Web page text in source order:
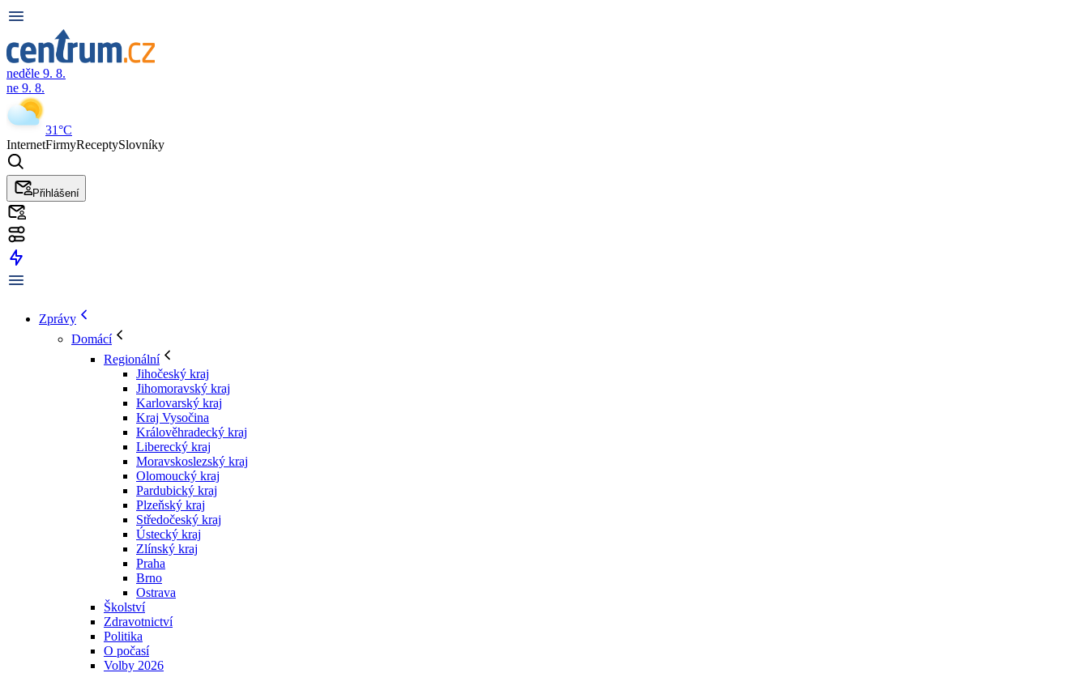
neděle 9. 8.
ne 9. 8.
31°C
InternetFirmyReceptySlovníky
Přihlášení
Zprávy
Domácí
Regionální
Jihočeský kraj
Jihomoravský kraj
Karlovarský kraj
Kraj Vysočina
Králověhradecký kraj
Liberecký kraj
Moravskoslezský kraj
Olomoucký kraj
Pardubický kraj
Plzeňský kraj
Středočeský kraj
Ústecký kraj
Zlínský kraj
Praha
Brno
Ostrava
Školství
Zdravotnictví
Politika
O počasí
Volby 2026